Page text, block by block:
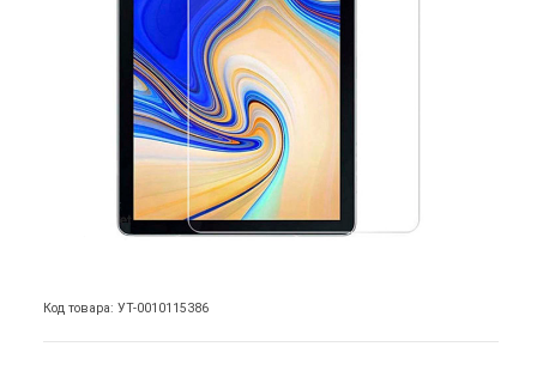
Код товара: УТ-0010115386